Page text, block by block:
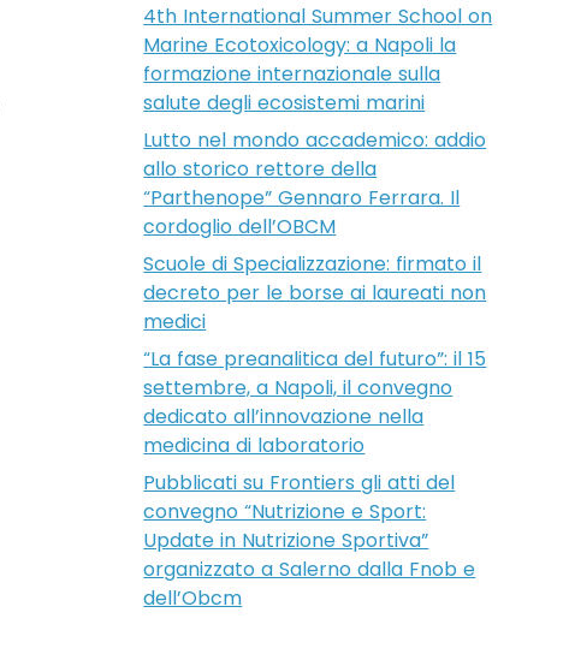
4th International Summer School on
Marine Ecotoxicology: a Napoli la
formazione internazionale sulla
salute degli ecosistemi marini
Lutto nel mondo accademico: addio
allo storico rettore della
“Parthenope” Gennaro Ferrara. Il
cordoglio dell’OBCM
Scuole di Specializzazione: firmato il
decreto per le borse ai laureati non
medici
“La fase preanalitica del futuro”: il 15
settembre, a Napoli, il convegno
dedicato all’innovazione nella
medicina di laboratorio
Pubblicati su Frontiers gli atti del
convegno “Nutrizione e Sport:
Update in Nutrizione Sportiva”
organizzato a Salerno dalla Fnob e
dell’Obcm